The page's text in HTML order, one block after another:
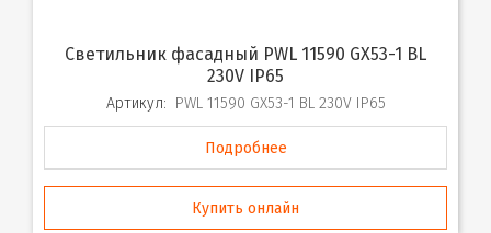
Светильник фасадный PWL 11590 GX53-1 BL
230V IP65
Артикул: PWL 11590 GX53-1 BL 230V IP65
Подробнее
Купить онлайн